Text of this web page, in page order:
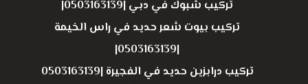
تركيب شبوك في دبي |0503163139|
تركيب بيوت شعر حديد في راس الخيمة
|0503163139|
تركيب درابزين حديد في الفجيرة |0503163139